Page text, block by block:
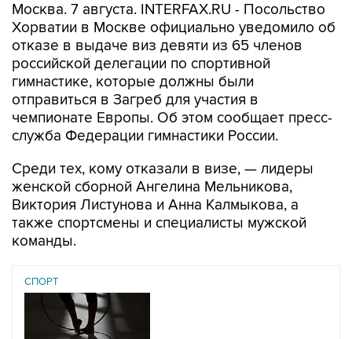
Москва. 7 августа. INTERFAX.RU - Посольство
Хорватии в Москве официально уведомило об
отказе в выдаче виз девяти из 65 членов
российской делегации по спортивной
гимнастике, которые должны были
отправиться в Загреб для участия в
чемпионате Европы. Об этом сообщает пресс-
служба Федерации гимнастики России.
Среди тех, кому отказали в визе, — лидеры
женской сборной Ангелина Мельникова,
Виктория Листунова и Анна Калмыкова, а
также спортсмены и специалисты мужской
команды.
СПОРТ